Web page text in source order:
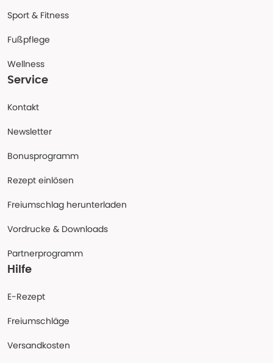
Sport & Fitness
Fußpflege
Wellness
Service
Kontakt
Newsletter
Bonusprogramm
Rezept einlösen
Freiumschlag herunterladen
Vordrucke & Downloads
Partnerprogramm
Hilfe
E-Rezept
Freiumschläge
Versandkosten